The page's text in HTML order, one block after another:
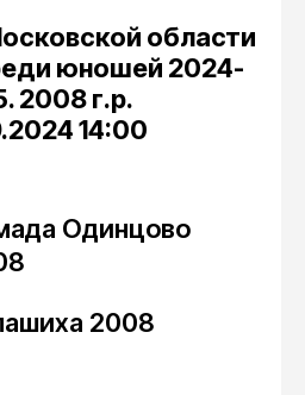
области
юношей 2024-
2008 г.р.
14:00
Одинцово
2008